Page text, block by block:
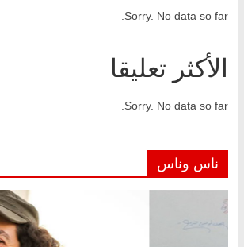
Sorry. No data so far.
الأكثر تعليقا
Sorry. No data so far.
ناس وناس